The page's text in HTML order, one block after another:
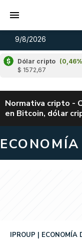
9/8/2026
Dólar cripto
$ 1572,67
(-0,34%)
Normativa cripto -
en Bitcoin, dólar
IPROUP ECONOMÍA